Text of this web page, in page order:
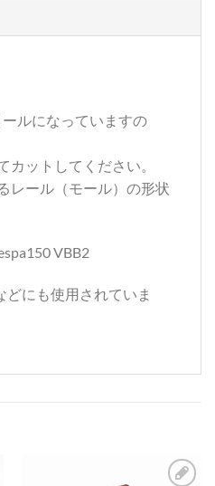
ルになっていますの
カットしてください。
レール（モール）の形状
VBB2
どにも使用されていま